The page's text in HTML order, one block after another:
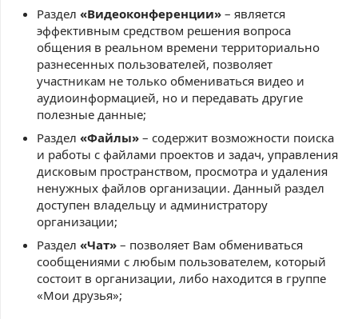
Раздел «Видеоконференции» – является
эффективным средством решения вопроса
общения в реальном времени территориально
разнесенных пользователей, позволяет
участникам не только обмениваться видео и
аудиоинформацией, но и передавать другие
полезные данные;
Раздел «Файлы» – содержит возможности поиска
и работы с файлами проектов и задач, управления
дисковым пространством, просмотра и удаления
ненужных файлов организации. Данный раздел
доступен владельцу и администратору
организации;
Раздел «Чат» – позволяет Вам обмениваться
сообщениями с любым пользователем, который
состоит в организации, либо находится в группе
«Мои друзья»;